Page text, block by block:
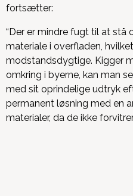
fortsætter:
“Der er mindre fugt til at stå
materiale i overfladen,
modstandsdygtige. Kigger
omkring i byerne, kan man
med sit oprindelige udtryk
permanent løsning med en
materialer, da de ikke